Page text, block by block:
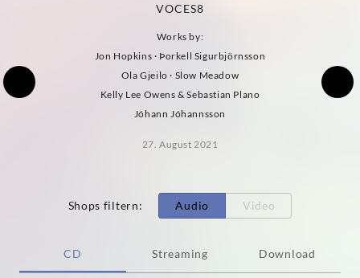
VOCES8
Works by:
Jon Hopkins · Þorkell Sigurbjörnsson
Ola Gjeilo · Slow Meadow
Kelly Lee Owens & Sebastian Plano
Jóhann Jóhannsson
27. August 2021
Shops filtern: Audio Video
CD Streaming Download